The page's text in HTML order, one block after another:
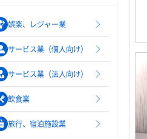
娯楽、レジャー業
サービス業（個人向け）
サービス業（法人向け）
飲食業
旅行、宿泊施設業